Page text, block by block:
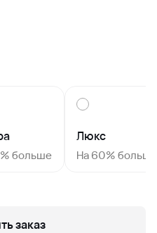
больше
Люкс
На 60% больше
заказ